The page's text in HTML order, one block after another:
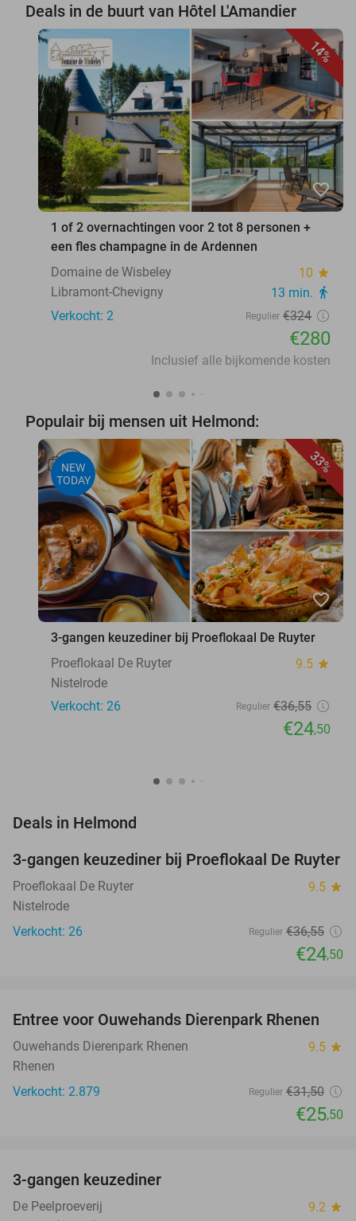
Deals in de buurt van Hôtel L'Amandier
14%
favorite_border
1 of 2 overnachtingen voor 2 tot 8 personen +
een fles champagne in de Ardennen
Domaine de Wisbeley
10 star
Libramont-Chevigny 13 min. directions_walk
Verkocht: 2 Regulier €324
€280
Inclusief alle bijkomende kosten
Populair bij mensen uit Helmond:
33%
NEW
TODAY
favorite_border
3-gangen keuzediner bij Proeflokaal De Ruyter
Proeflokaal De Ruyter
9.5 star
Nistelrode
Verkocht: 26
Regulier €36,55
€24,50
Deals in Helmond
33%
NEW
TODAY
3-gangen keuzediner bij Proeflokaal De Ruyter
Proeflokaal De Ruyter 9.5 star
Nistelrode
Verkocht: 26
Regulier €36,55
€24,50
19%
TODAY
Entree voor Ouwehands Dierenpark Rhenen
Ouwehands Dierenpark Rhenen 9.5 star
Rhenen
Verkocht: 2.879
Regulier €31,50
€25,50
3-gangen keuzediner
De Peelproeverij 9.2 star